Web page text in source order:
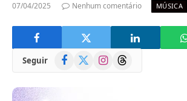
07/04/2025 Nenhum comentário MÚSICA
Seguir Facebook
(Twitter)
InstagramThreads